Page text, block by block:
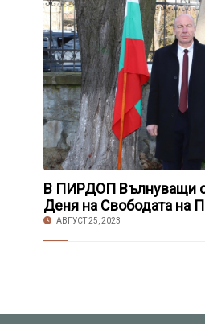
В ПИРДОП Вълнуващи
Деня на Свободата на
АВГУСТ 25, 2023